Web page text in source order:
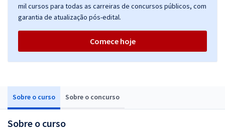
Sobre o curso Sobre o concurso
Sobre o curso
mil cursos para todas as carreiras de concursos públicos, com
garantia de atualização pós-edital.
Comece hoje